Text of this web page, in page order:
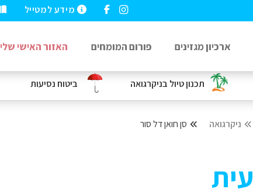
תכנון טיול בניקרגואה ביטוח נסיעות
מידע למטייל
ארכיון מגזינים פורום המומחים האזור האישי שלי
ניקרגואה סן חואן דל סור